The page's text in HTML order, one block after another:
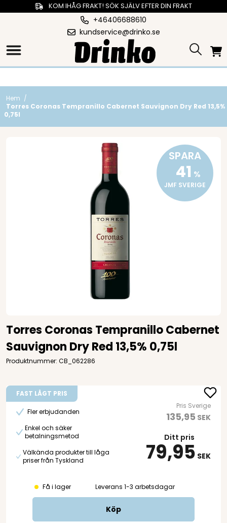
KOM IHÅG FRAKT! SÖK SJÄLV EFTER DIN FRAKT
+46406688610
kundservice@drinko.se
Hem /
Torres Coronas Tempranillo Cabernet Sauvignon Dry Red 13,5%
0,75l
SPARA
41 %
JMF SVERIGE
Torres Coronas Tempranillo Cabernet
Sauvignon Dry Red 13,5% 0,75l
Produktnummer: CB_062286
FAST LÅGT PRIS
Fler erbjudanden
Enkel och säker
betalningsmetod
Välkända produkter till låga
priser från Tyskland
Pris Sverige
135,95 SEK
Ditt pris
79,95 SEK
Få i lager Leverans 1-3 arbetsdagar
Köp